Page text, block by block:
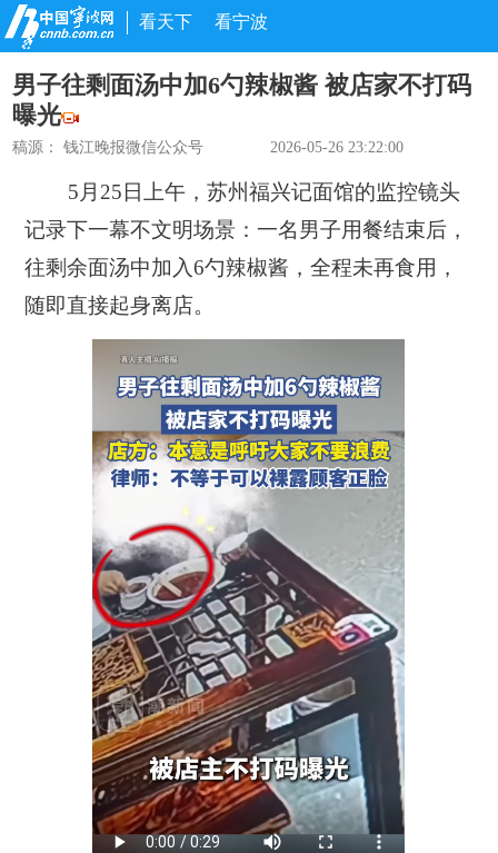
看天下 看宁波
男子往剩面汤中加6勺辣椒酱 被店家不打码
曝光
稿源：钱江晚报微信公众号 2026-05-26 23:22:00
5月25日上午，苏州福兴记面馆的监控镜头
记录下一幕不文明场景：一名男子用餐结束后，
往剩余面汤中加入6勺辣椒酱，全程未再食用，
随即直接起身离店。